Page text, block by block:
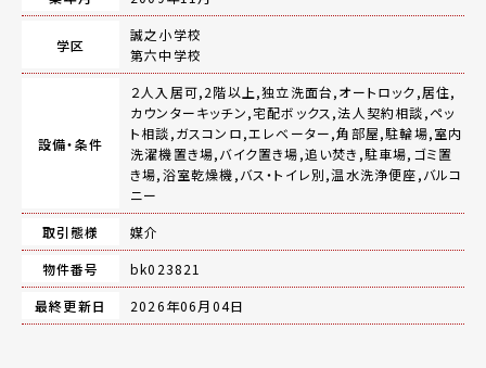
学区
誠之小学校
第六中学校
設備・条件
２人入居可,2階以上,独立洗面台,オートロック,居住,
カウンターキッチン,宅配ボックス,法人契約相談,ペッ
ト相談,ガスコンロ,エレベーター,角部屋,駐輪場,室内
洗濯機置き場,バイク置き場,追い焚き,駐車場,ゴミ置
き場,浴室乾燥機,バス・トイレ別,温水洗浄便座,バルコ
ニー
取引態様
媒介
物件番号
bk023821
最終更新日
2026年06月04日